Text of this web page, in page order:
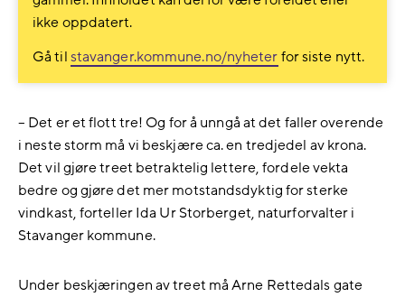
ikke oppdatert.
Gå til stavanger.kommune.no/nyheter for siste nytt.
– Det er et flott tre! Og for å unngå at det faller overende
i neste storm må vi beskjære ca. en tredjedel av krona.
Det vil gjøre treet betraktelig lettere, fordele vekta
bedre og gjøre det mer motstandsdyktig for sterke
vindkast, forteller Ida Ur Storberget, naturforvalter i
Stavanger kommune.
Under beskjæringen av treet må Arne Rettedals gate